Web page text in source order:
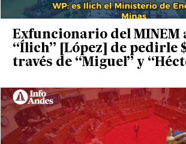
Exfuncionario del MINEM
“Ílich” [López] de pedirle
través de “Miguel” y